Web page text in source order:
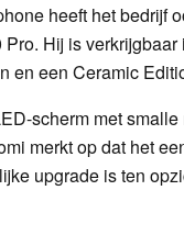
heeft het bedrijf
Hij is verkrijgbaar
en een Ceramic
scherm met smalle
merkt op dat het
upgrade is ten